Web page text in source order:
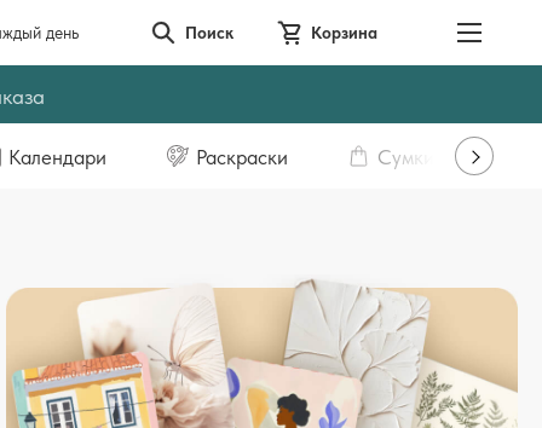
день Поиск Корзина
Календари Раскраски Сумки